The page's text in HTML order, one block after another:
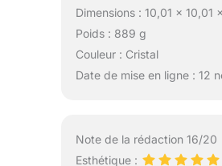
an.
Dimensions : 10,01 x 10,01
Poids : 889 g
Couleur : Cristal
Date de mise en ligne : 12
Note de la rédaction 16/20
Esthétique :